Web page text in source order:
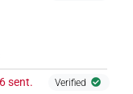
sent. Verified